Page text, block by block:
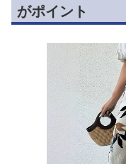
がポイント